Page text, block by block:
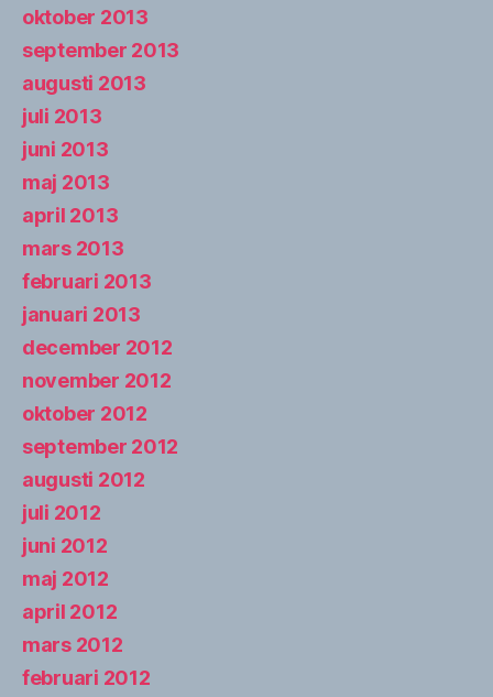
oktober 2013
september 2013
augusti 2013
juli 2013
juni 2013
maj 2013
april 2013
mars 2013
februari 2013
januari 2013
december 2012
november 2012
oktober 2012
september 2012
augusti 2012
juli 2012
juni 2012
maj 2012
april 2012
mars 2012
februari 2012